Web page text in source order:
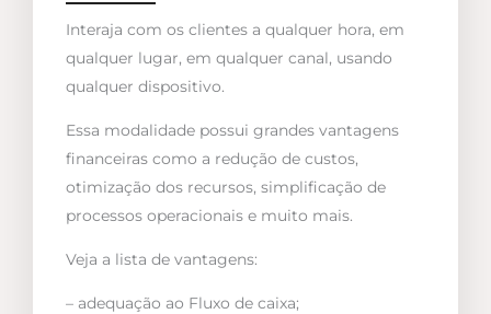
Interaja com os clientes a qualquer hora, em
qualquer lugar, em qualquer canal, usando
qualquer dispositivo.
Essa modalidade possui grandes vantagens
financeiras como a redução de custos,
otimização dos recursos, simplificação de
processos operacionais e muito mais.
Veja a lista de vantagens:
– adequação ao Fluxo de caixa;